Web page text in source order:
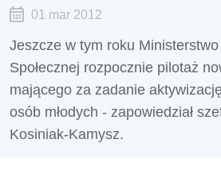
01 mar 2012
Jeszcze w tym roku
Społecznej rozpocznie pilotaż
mającego za zadanie
osób młodych - zapowiedział
Kosiniak-Kamysz.